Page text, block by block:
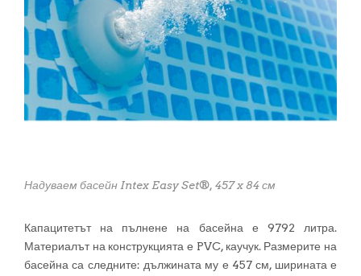
Надуваем басейн Intex Easy Set®, 457 x 84 см
Капацитетът на пълнене на басейна е 9792 литра.
Материалът на конструкцията е PVC, каучук. Размерите на
басейна са следните: дължината му е 457 см, ширината е